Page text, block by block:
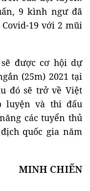
9 kình ngư đã
19 với 2 mũi
được cơ hội dự
(25m) 2021 tại
đó sẽ trở về Việt
luyện và thi đấu
các tuyển thủ
quốc gia năm
MINH CHIẾN